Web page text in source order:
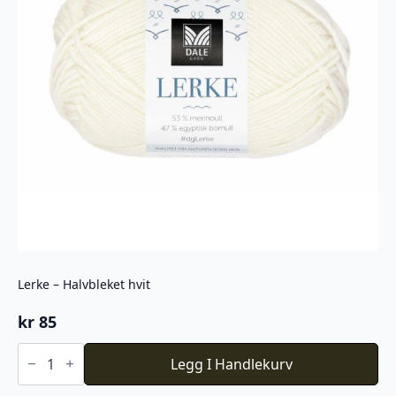
Lerke – Halvbleket hvit
kr 85
Lerke
Halvbleket
hvit
Legg I Handlekurv